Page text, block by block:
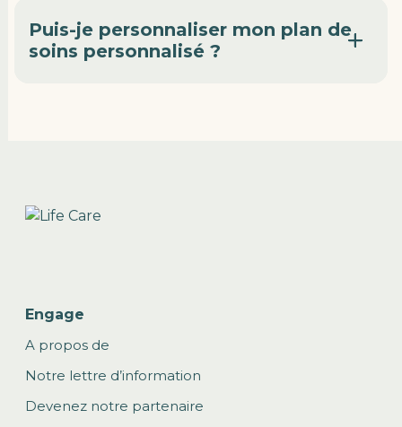
Puis-je personnaliser mon plan de
soins personnalisé ?
Engage
A propos de
Notre lettre d’information
Devenez notre partenaire